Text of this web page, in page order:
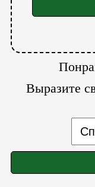
Выразите